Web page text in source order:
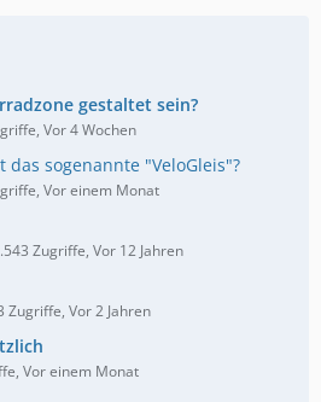
gestaltet sein?
Vor 4 Wochen
sogenannte "VeloGleis"?
Vor einem Monat
Zugriffe, Vor 12 Jahren
Zugriffe, Vor 2 Jahren
Vor einem Monat